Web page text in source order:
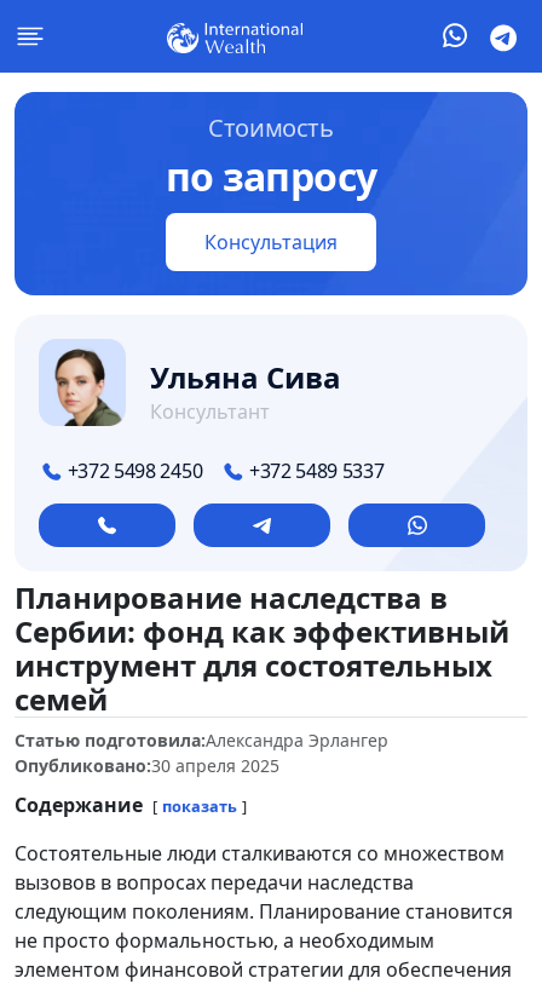
Стоимость
по запросу
Консультация
Ульяна Сива
Консультант
+372 5498 2450 +372 5489 5337
Планирование наследства в
Сербии: фонд как эффективный
инструмент для состоятельных
семей
Статью подготовила:Александра Эрлангер
Опубликовано:30 апреля 2025
Содержание показать
Состоятельные люди сталкиваются со множеством
вызовов в вопросах передачи наследства
следующим поколениям. Планирование становится
не просто формальностью, а необходимым
элементом финансовой стратегии для обеспечения